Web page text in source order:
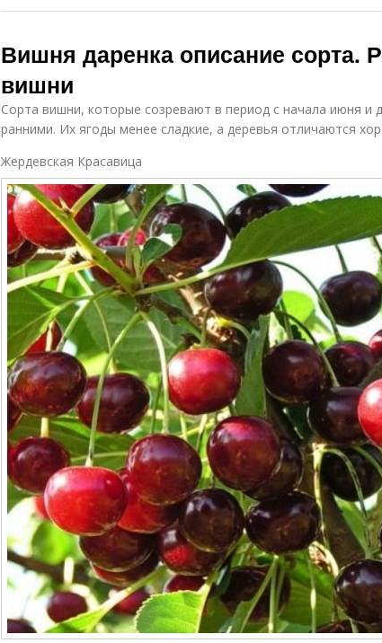
Вишня даренка описание сорта.
вишни
Сорта вишни, которые созревают в период с начала июня и
ранними. Их ягоды менее сладкие, а деревья отличаются
Жердевская Красавица